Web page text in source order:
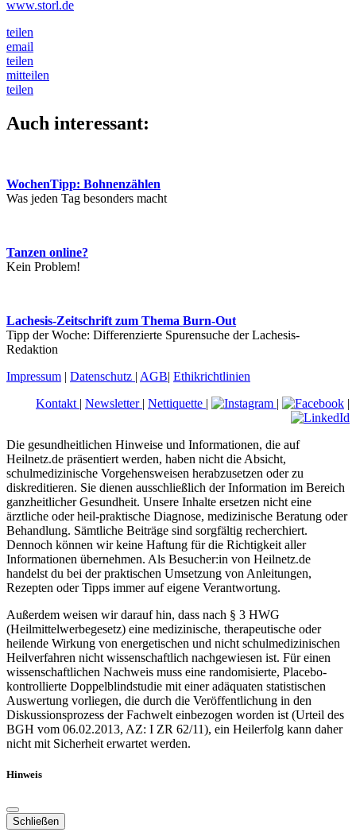
www.storl.de
teilen
email
teilen
mitteilen
teilen
Auch interessant:
WochenTipp: Bohnenzählen
Was jeden Tag besonders macht
Tanzen online?
Kein Problem!
Lachesis-Zeitschrift zum Thema Burn-Out
Tipp der Woche: Differenzierte Spurensuche der Lachesis-
Redaktion
Impressum | Datenschutz | AGB| Ethikrichtlinien
Kontakt | Newsletter | Nettiquette | | |
Die gesundheitlichen Hinweise und Informationen, die auf
Heilnetz.de präsentiert werden, haben nicht die Absicht,
schulmedizinische Vorgehensweisen herabzusetzen oder zu
diskreditieren. Sie dienen ausschließlich der Information im Bereich
ganzheitlicher Gesundheit. Unsere Inhalte ersetzen nicht eine
ärztliche oder heil-praktische Diagnose, medizinische Beratung oder
Behandlung. Sämtliche Beiträge sind sorgfältig recherchiert.
Dennoch können wir keine Haftung für die Richtigkeit aller
Informationen übernehmen. Als Besucher:in von Heilnetz.de
handelst du bei der praktischen Umsetzung von Anleitungen,
Rezepten oder Tipps immer auf eigene Verantwortung.
Außerdem weisen wir darauf hin, dass nach § 3 HWG
(Heilmittelwerbegesetz) eine medizinische, therapeutische oder
heilende Wirkung von energetischen und nicht schulmedizinischen
Heilverfahren nicht wissenschaftlich nachgewiesen ist. Für einen
wissenschaftlichen Nachweis muss eine randomisierte, Placebo-
kontrollierte Doppelblindstudie mit einer adäquaten statistischen
Auswertung vorliegen, die durch die Veröffentlichung in den
Diskussionsprozess der Fachwelt einbezogen worden ist (Urteil des
BGH vom 06.02.2013, AZ: I ZR 62/11), ein Heilerfolg kann daher
nicht mit Sicherheit erwartet werden.
Hinweis
Schließen